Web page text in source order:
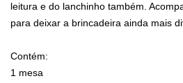
leitura e do lanchinho também.
para deixar a brincadeira ainda mais
Contém:
1 mesa